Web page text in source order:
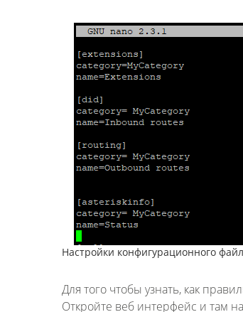
Настройки конфигурационного
Для того чтобы узнать, как
Откройте веб интерфейс и там